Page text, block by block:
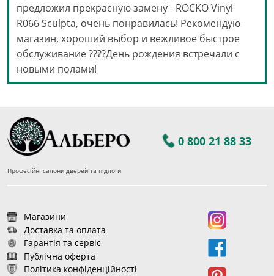
предложил прекрасную замену - ROCKO Vinyl
R066 Sculpta, очень понравилась! Рекомендую
магазин, хороший выбор и вежливое быстрое
обслуживание ????День рождения встречали с
новыми полами!
0 800 21 88 33
Професійні салони дверей та підлоги
Магазини
Доставка та оплата
Гарантія та сервіс
Публічна оферта
Політика конфіденційності